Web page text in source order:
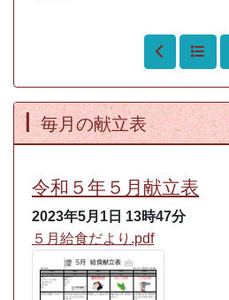
毎月の献立表
令和５年５月献立表
2023年5月1日 13時47分
５月給食だより.pdf